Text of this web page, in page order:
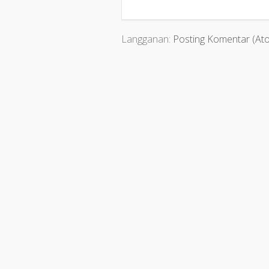
Langganan: Posting Komentar